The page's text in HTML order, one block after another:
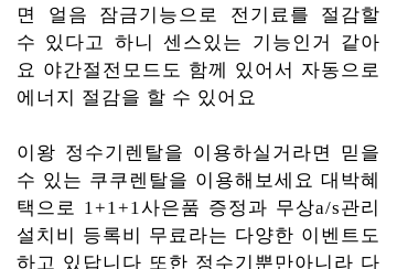
면 얼음 잠금기능으로 전기료를 절감할
수 있다고 하니 센스있는 기능인거 같아
요 야간절전모드도 함께 있어서 자동으로
에너지 절감을 할 수 있어요
이왕 정수기렌탈을 이용하실거라면 믿을
수 있는 쿠쿠렌탈을 이용해보세요 대박혜
택으로 1+1+1사은품 증정과 무상a/s관리
설치비 등록비 무료라는 다양한 이벤트도
하고 있답니다 또한 정수기뿐만아니라 다